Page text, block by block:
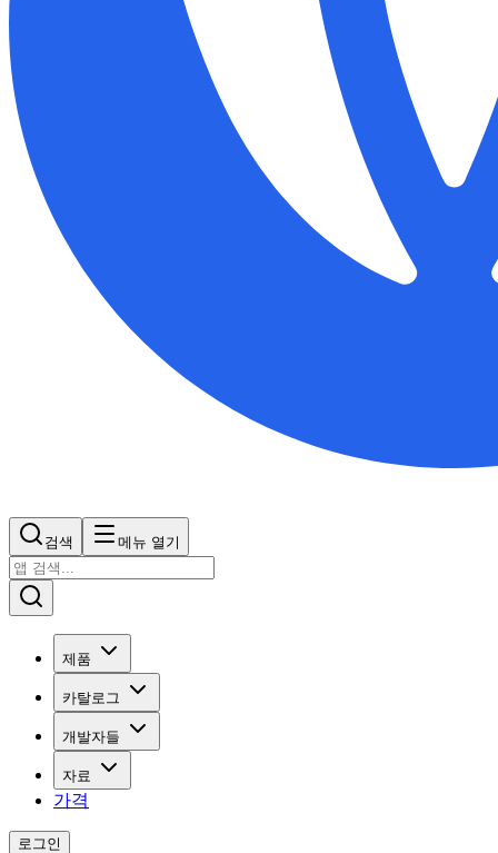
검색 메뉴 열기
제품
카탈로그
개발자들
자료
가격
로그인